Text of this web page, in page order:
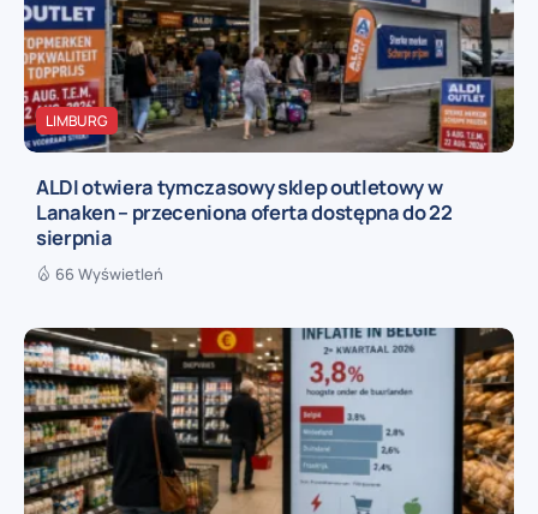
LIMBURG
ALDI otwiera tymczasowy sklep outletowy w
Lanaken – przeceniona oferta dostępna do 22
sierpnia
66 Wyświetleń